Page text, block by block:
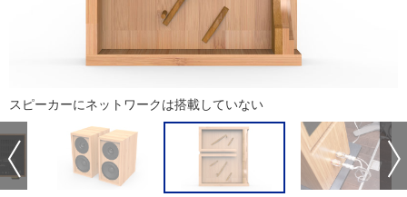
スピーカーにネットワークは搭載していない